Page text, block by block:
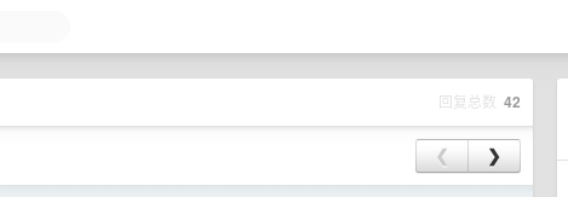
回复总数 42
❮ ❯